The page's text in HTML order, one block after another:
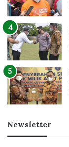
Newsletter